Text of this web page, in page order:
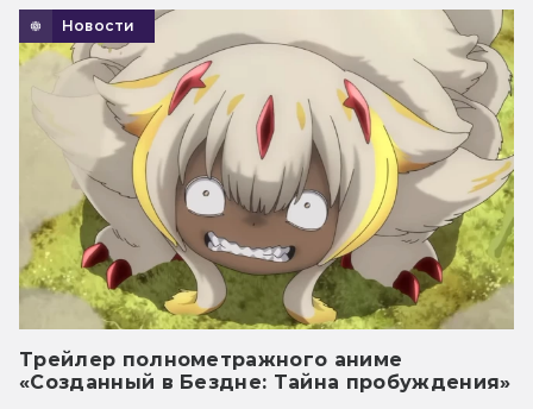
Новости
Трейлер полнометражного аниме
«Созданный в Бездне: Тайна пробуждения»